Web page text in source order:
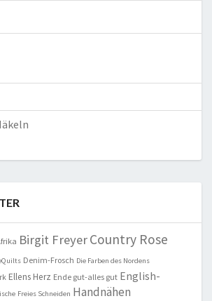
Birgit FreyerCountry Rose
Denim-Frosch Die Farben des Nordens
Ellens Herz Ende gut-alles gut English-
Freies Schneiden Handnähen